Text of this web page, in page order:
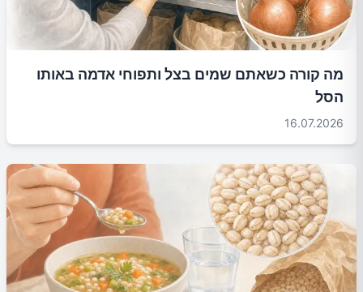
מה קורה כשאתם שמים בצל ותפוחי אדמה באותו
הסל
16.07.2026